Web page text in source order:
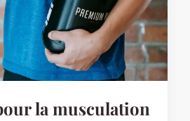
la musculation